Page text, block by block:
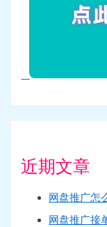
近期文章
网盘推广怎
网盘推广接